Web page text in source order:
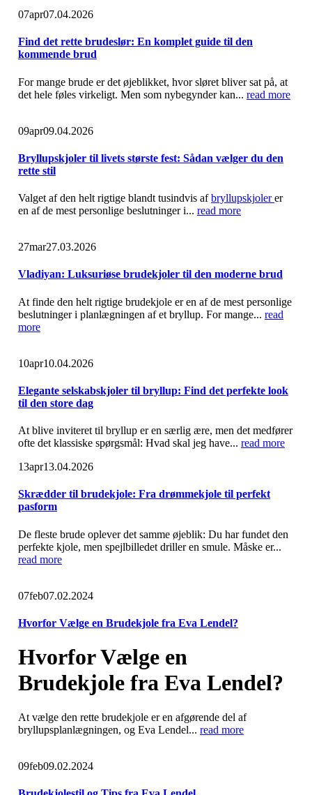
07apr07.04.2026
Find det rette brudeslør: En komplet guide til den
kommende brud
For mange brude er det øjeblikket, hvor sløret bliver sat på, at
det hele føles virkeligt. Men som nybegynder kan... read more
09apr09.04.2026
Bryllupskjoler til livets største fest: Sådan vælger du den
rette stil
Valget af den helt rigtige blandt tusindvis afbryllupskjolerer
en af de mest personlige beslutninger i... read more
27mar27.03.2026
Vladiyan: Luksuriøse brudekjoler til den moderne brud
At finde den helt rigtige brudekjole er en af de mest personlige
beslutninger i planlægningen af et bryllup. For mange... read
more
10apr10.04.2026
Elegante selskabskjoler til bryllup: Find det perfekte look
til den store dag
At blive inviteret til bryllup er en særlig ære, men det medfører
ofte det klassiske spørgsmål: Hvad skal jeg have... read more
13apr13.04.2026
Skrædder til brudekjole: Fra drømmekjole til perfekt
pasform
De fleste brude oplever det samme øjeblik: Du har fundet den
perfekte kjole, men spejlbilledet driller en smule. Måske er...
read more
07feb07.02.2024
Hvorfor Vælge en Brudekjole fra Eva Lendel?
Hvorfor Vælge en
Brudekjole fra Eva Lendel?
At vælge den rette brudekjole er en afgørende del af
bryllupsplanlægningen, og Eva Lendel... read more
09feb09.02.2024